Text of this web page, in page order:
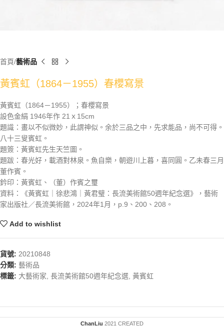
首頁 藝術品
黃賓虹（1864－1955）春櫻寫景
黃賓虹（1864－1955）；春櫻寫景
設色金絹 1946年作 21ｘ15cm
題識：畫以不似微妙，此謂神似。余於三品之中，先求能品，尚不可得。
八十三叟賓虹。
題簽：黃賓虹先生天竺圖。
題跋：春光好，載酒對林泉。魚自樂，朝遊川上暮，喜同圓。乙未春三月
董作賓。
鈐印：黃賓虹、（董）作賓之璽
資料：《黃賓虹｜徐悲鴻｜黃君璧：長流美術館50週年紀念選》，藝術
家出版社／長流美術館，2024年1月，p.9、200、208。
Add to wishlist
貨號: 20210848
分類: 藝術品
標籤: 大藝術家, 長流美術館50週年紀念選, 黃賓虹
ChanLiu 2021 CREATED